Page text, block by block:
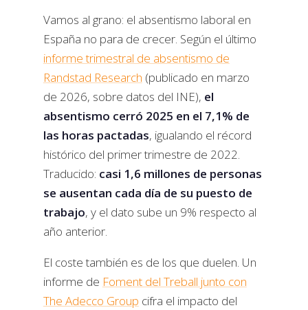
Vamos al grano: el absentismo laboral en
España no para de crecer. Según el último
informe trimestral de absentismo de
Randstad Research (publicado en marzo
de 2026, sobre datos del INE), el
absentismo cerró 2025 en el 7,1% de
las horas pactadas, igualando el récord
histórico del primer trimestre de 2022.
Traducido: casi 1,6 millones de personas
se ausentan cada día de su puesto de
trabajo, y el dato sube un 9% respecto al
año anterior.
El coste también es de los que duelen. Un
informe de Foment del Treball junto con
The Adecco Group cifra el impacto del